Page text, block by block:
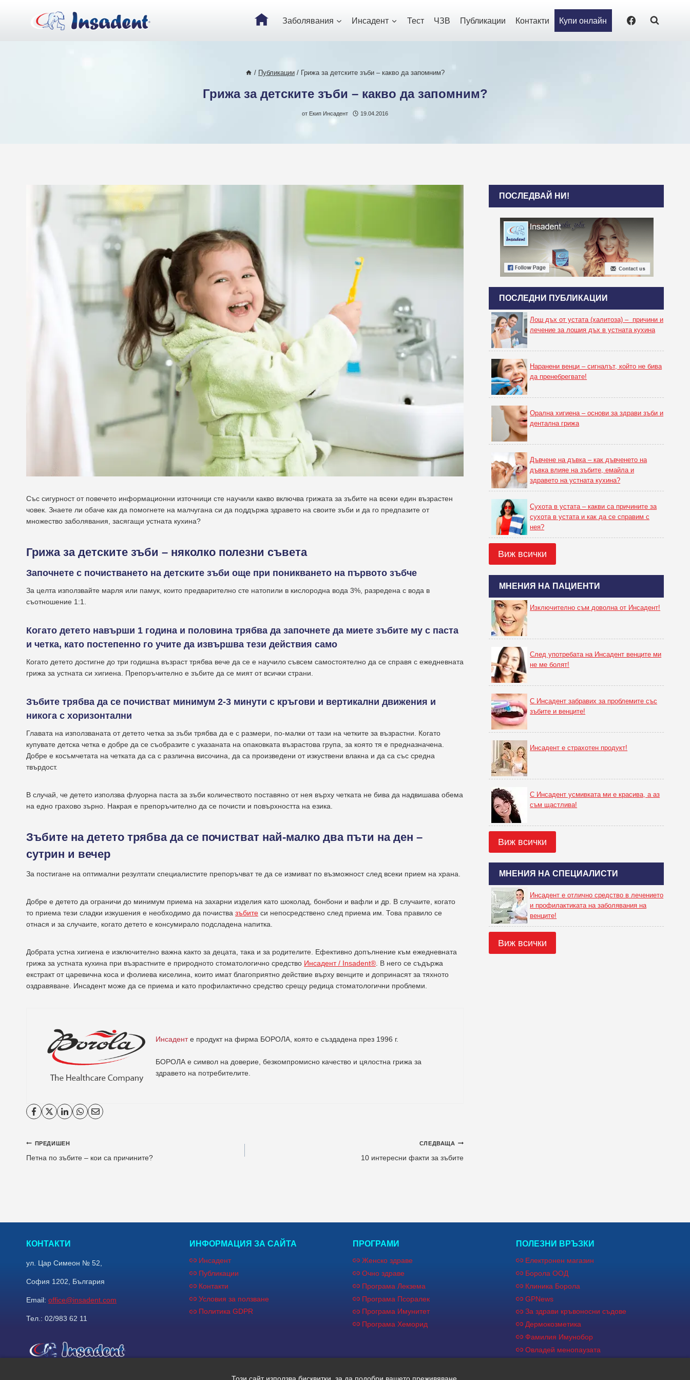
съдържанието
Заболявания Инсадент Тест ЧЗВ Публикации Контакти Купи онлайн
/ Публикации / Грижа за детските зъби – какво да запомним?
Грижа за детските зъби – какво да запомним?
от Екип Инсадент 19.04.2016
Със сигурност от повечето информационни източници сте научили какво включва грижата за зъбите на всеки един възрастен
човек. Знаете ли обаче как да помогнете на малчугана си да поддържа здравето на своите зъби и да го предпазите от
множество заболявания, засягащи устната кухина?
Грижа за детските зъби – няколко полезни съвета
Започнете с почистването на детските зъби още при поникването на първото зъбче
За целта използвайте марля или памук, които предварително сте натопили в кислородна вода 3%, разредена с вода в
съотношение 1:1.
Когато детето навърши 1 година и половина трябва да започнете да миете зъбите му с паста
и четка, като постепенно го учите да извършва тези действия само
Когато детето достигне до три годишна възраст трябва вече да се е научило съвсем самостоятелно да се справя с ежедневната
грижа за устната си хигиена. Препоръчително е зъбите да се мият от всички страни.
Зъбите трябва да се почистват минимум 2-3 минути с кръгови и вертикални движения и
никога с хоризонтални
Главата на използваната от детето четка за зъби трябва да е с размери, по-малки от тaзи на четките за възрастни. Когато
купувате детска четка е добре да се съобразите с указаната на опаковката възрастова група, за която тя е предназначена.
Добре е косъмчетата на четката да са с различна височина, да са произведени от изкуствени влакна и да са със средна
твърдост.
В случай, че детето използва флуорна паста за зъби количеството поставяно от нея върху четката не бива да надвишава обема
на едно грахово зърно. Накрая е препоръчително да се почисти и повърхността на езика.
Зъбите на детето трябва да се почистват най-малко два пъти на ден –
сутрин и вечер
За постигане на оптимални резултати специалистите препоръчват те да се измиват по възможност след всеки прием на храна.
Добре е детето да ограничи до минимум приема на захарни изделия като шоколад, бонбони и вафли и др. В случаите, когато
то приема тези сладки изкушения е необходимо да почиства зъбите си непосредствено след приема им. Това правило се
отнася и за случаите, когато детето е консумирало подсладена напитка.
Добрата устна хигиена е изключително важна както за децата, така и за родителите. Ефективно допълнение към ежедневната
грижа за устната кухина при възрастните е природното стоматологично средство Инсадент / Insadent® . В него се съдържа
екстракт от царевична коса и фолиева киселина, които имат благоприятно действие върху венците и допринасят за тяхното
оздравяване. Инсадент може да се приема и като профилактично средство срещу редица стоматологични проблеми.
Инсаденте продукт на фирма БОРОЛА, която е създадена през 1996 г.
БОРОЛА е символ на доверие, безкомпромисно качество и цялостна грижа за
здравето на потребителите.
Навигация
ПРЕДИШЕН
Петна по зъбите – кои са причините?
СЛЕДВАЩА
10 интересни факти за зъбите
ПОСЛЕДВАЙ НИ!
ПОСЛЕДНИ ПУБЛИКАЦИИ
Лош дъх от устата (халитоза) – причини и
лечение за лошия дъх в устната кухина
Наранени венци – сигналът, който не бива
да пренебрегвате!
Орална хигиена – основи за здрави зъби и
дентална грижа
Дъвчене на дъвка – как дъвченето на
дъвка влияе на зъбите, емайла и
здравето на устната кухина?
Сухота в устата – какви са причините за
сухота в устата и как да се справим с
нея?
Виж всички
МНЕНИЯ НА ПАЦИЕНТИ
Изключително съм доволна от Инсадент!
След употребата на Инсадент венците ми
не ме болят!
С Инсадент забравих за проблемите със
зъбите и венците!
Инсадент е страхотен продукт!
С Инсадент усмивката ми е красива, а аз
съм щастлива!
Виж всички
МНЕНИЯ НА СПЕЦИАЛИСТИ
Инсадент е отлично средство в лечението
и профилактиката на заболявания на
венците!
Виж всички
КОНТАКТИ
ул. Цар Симеон № 52,
София 1202, България
Email: office@insadent.com
Тел.: 02/983 62 11
ИНФОРМАЦИЯ ЗА САЙТА
Инсадент
Публикации
Контакти
Условия за ползване
Политика GDPR
ПРОГРАМИ
Женско здраве
Очно здраве
Програма Лекзема
Програма Псоралек
Програма Имунитет
Програма Хеморид
ПОЛЕЗНИ ВРЪЗКИ
Електронен магазин
Борола ООД
Клиника Борола
GPNews
За здрави кръвоносни съдове
Дермокозметика
Фамилия Имунобор
Овладей менопаузата